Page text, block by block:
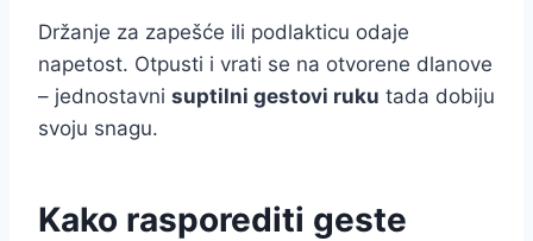
Držanje za zapešće ili podlakticu odaje
napetost. Otpusti i vrati se na otvorene dlanove
– jednostavni suptilni gestovi ruku tada dobiju
svoju snagu.
Kako rasporediti geste